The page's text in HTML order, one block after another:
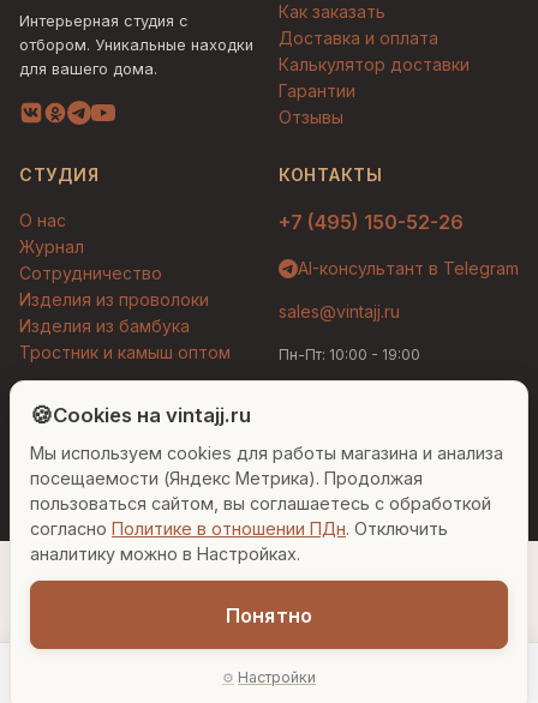
− 1
Интерьерная студия с
отбором. Уникальные находки
для вашего дома.
Как заказать
Доставка и оплата
Калькулятор доставки
Гарантии
Отзывы
СТУДИЯ
О нас
Журнал
Сотрудничество
Изделия из проволоки
Изделия из бамбука
Тростник и камыш оптом
КОНТАКТЫ
+7 (495) 150-52-26
AI-консультант в Telegram
sales@vintajj.ru
Пн-Пт: 10:00 - 19:00
© 2026 Vintajj. Все права защищены.
Договор оферты
Политика конфиденциальности
Согласие на обработку ПДн
Настройки cookies
🍪Cookies на vintajj.ru
Мы используем cookies для работы магазина и анализа
посещаемости (Яндекс Метрика). Продолжая
пользоваться сайтом, вы соглашаетесь с обработкой
согласно Политике в отношении ПДн. Отключить
аналитику можно в Настройках.
Понятно
Настройки
Людмила
Привет! Я Людмила, ваш персональный
консультант по декору. Чем могу помочь?
Вазы для гостиной Подарок до 5000₽ Сочетание металлов